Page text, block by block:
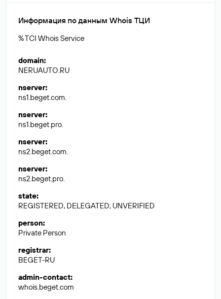
Информация по данным Whois ТЦИ
% TCI Whois Service
domain:
NERUAUTO.RU
nserver:
ns1.beget.com.
nserver:
ns1.beget.pro.
nserver:
ns2.beget.com.
nserver:
ns2.beget.pro.
state:
REGISTERED, DELEGATED, UNVERIFIED
person:
Private Person
registrar:
BEGET-RU
admin-contact:
whois.beget.com